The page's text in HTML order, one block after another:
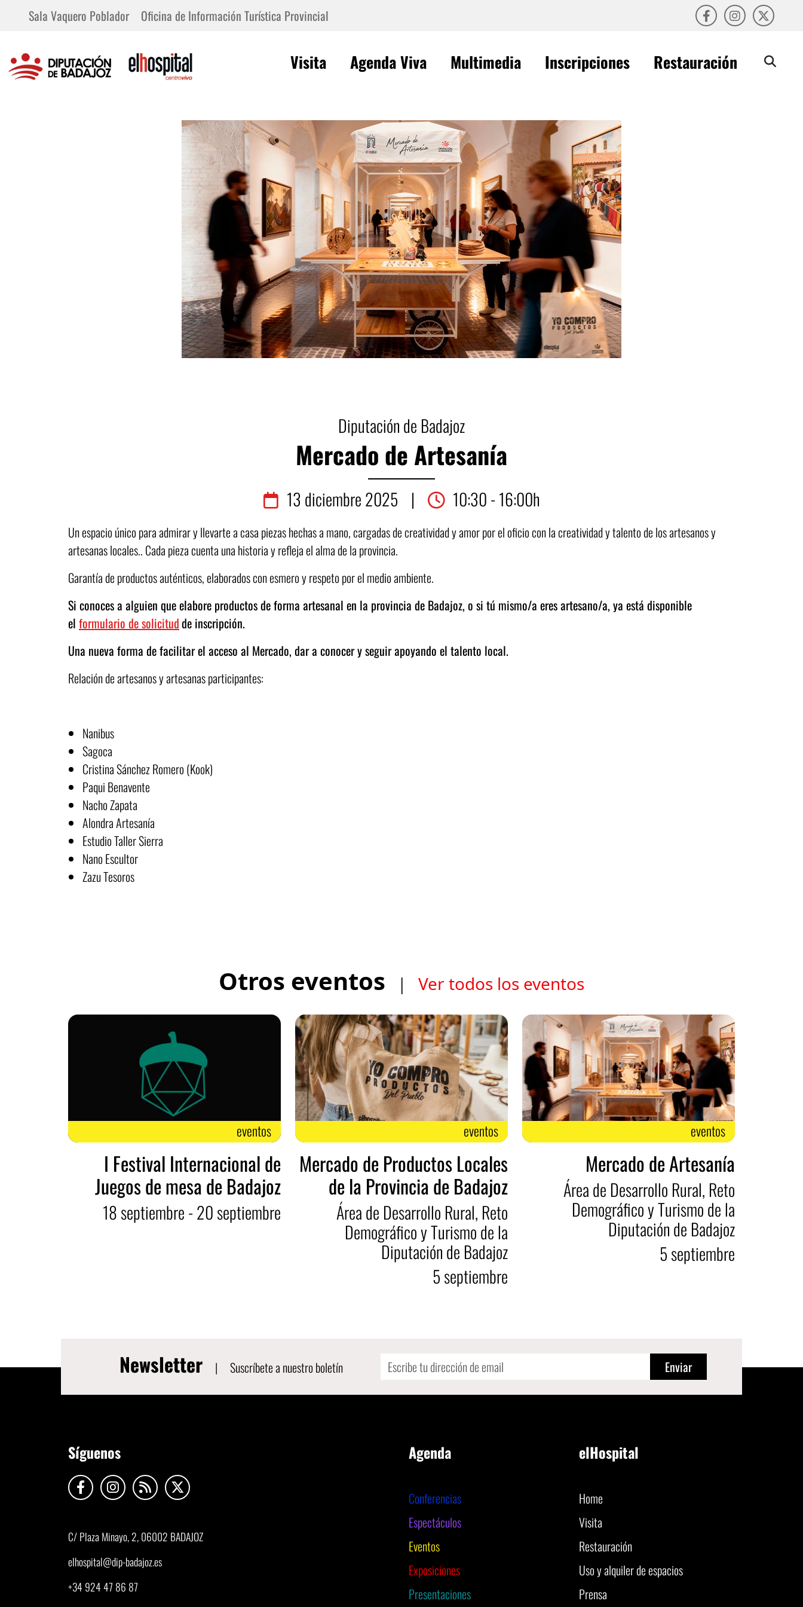
Sala Vaquero Poblador Oficina de Información Turística Provincial
Visita Agenda Viva Multimedia Inscripciones Restauración
Diputación de Badajoz
Mercado de Artesanía
13 diciembre2025 | 10:30 - 16:00h
Un espacio único para admirar y llevarte a casa piezas hechas a mano, cargadas de creatividad y amor por el oficio con la creatividad y talento de los artesanos y
artesanas locales.. Cada pieza cuenta una historia y refleja el alma de la provincia.
Garantía de productos auténticos, elaborados con esmero y respeto por el medio ambiente.
Si conoces a alguien que elabore productos de forma artesanal en la provincia de Badajoz, o si tú mismo/a eres artesano/a, ya está disponible
el formulario de solicitudde inscripción.
Una nueva forma de facilitar el acceso al Mercado, dar a conocer y seguir apoyando el talento local.
Relación de artesanos y artesanas participantes:
Nanibus
Sagoca
Cristina Sánchez Romero (Kook)
Paqui Benavente
Nacho Zapata
Alondra Artesanía
Estudio Taller Sierra
Nano Escultor
Zazu Tesoros
Otros eventos | Ver todos los eventos
eventos
I Festival Internacional de
Juegos de mesa de Badajoz
18septiembre- 20septiembre
eventos
Mercado de Productos Locales
de la Provincia de Badajoz
Área de Desarrollo Rural, Reto
Demográfico y Turismo de la
Diputación de Badajoz
5septiembre
eventos
Mercado de Artesanía
Área de Desarrollo Rural, Reto
Demográfico y Turismo de la
Diputación de Badajoz
5septiembre
Newsletter | Suscríbete a nuestro boletín Enviar
Síguenos
C/ Plaza Minayo, 2, 06002 BADAJOZ
elhospital@dip-badajoz.es
+34 924 47 86 87
Agenda
Conferencias
Espectáculos
Eventos
Exposiciones
Presentaciones
elHospital
Home
Visita
Restauración
Uso y alquiler de espacios
Prensa